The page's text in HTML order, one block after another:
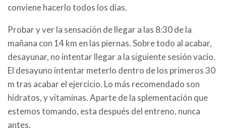
conviene hacerlo todos los días.
Probar y ver la sensación de llegar a las 8:30 de la
mañana con 14 km en las piernas. Sobre todo al acabar,
desayunar, no intentar llegar a la siguiente sesión vacío.
El desayuno intentar meterlo dentro de los primeros 30
m tras acabar el ejercicio. Lo más recomendado son
hidratos, y vitaminas. Aparte de la splementación que
estemos tomando, esta después del entreno, nunca
antes.